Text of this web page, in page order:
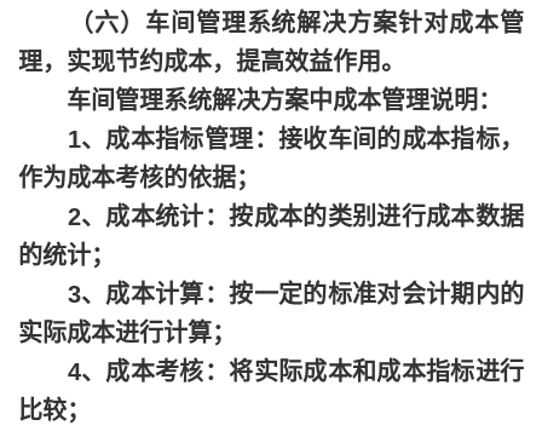
（六）车间管理系统解决方案针对成本管
理，实现节约成本，提高效益作用。
车间管理系统解决方案中成本管理说明：
1、成本指标管理：接收车间的成本指标，
作为成本考核的依据；
2、成本统计：按成本的类别进行成本数据
的统计；
3、成本计算：按一定的标准对会计期内的
实际成本进行计算；
4、成本考核：将实际成本和成本指标进行
比较；